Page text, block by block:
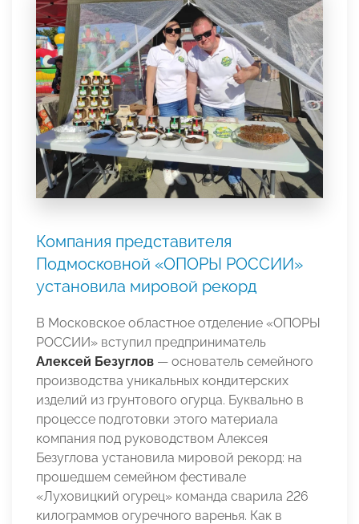
Компания представителя
Подмосковной «ОПОРЫ РОССИИ»
установила мировой рекорд
В Московское областное отделение «ОПОРЫ
РОССИИ» вступил предприниматель
Алексей Безуглов — основатель семейного
производства уникальных кондитерских
изделий из грунтового огурца. Буквально в
процессе подготовки этого материала
компания под руководством Алексея
Безуглова установила мировой рекорд: на
прошедшем семейном фестивале
«Луховицкий огурец» команда сварила 226
килограммов огуречного варенья. Как в